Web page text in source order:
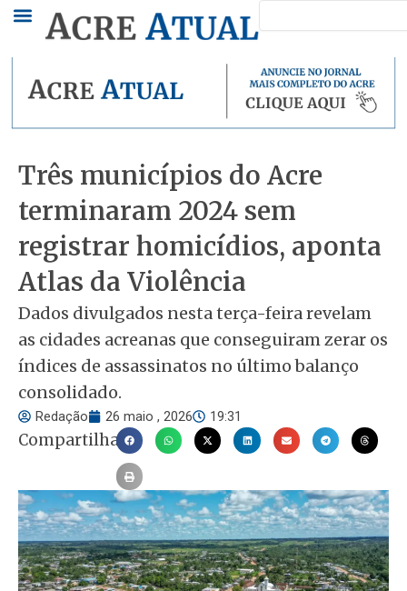
conteúdo
Três municípios do Acre
terminaram 2024 sem
registrar homicídios, aponta
Atlas da Violência
Dados divulgados nesta terça-feira revelam
as cidades acreanas que conseguiram zerar os
índices de assassinatos no último balanço
consolidado.
Redação 26 maio , 2026 19:31
Compartilhar